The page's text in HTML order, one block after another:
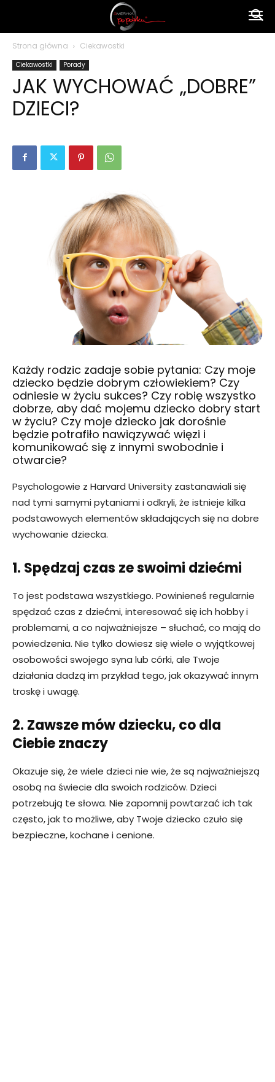
Strona główna Ciekawostki
Ciekawostki Porady
JAK WYCHOWAĆ „DOBRE”
DZIECI?
Każdy rodzic zadaje sobie pytania: Czy moje
dziecko będzie dobrym człowiekiem? Czy
odniesie w życiu sukces? Czy robię wszystko
dobrze, aby dać mojemu dziecko dobry start
w życiu? Czy moje dziecko jak dorośnie
będzie potrafiło nawiązywać więzi i
komunikować się z innymi swobodnie i
otwarcie?
Psychologowie z Harvard University zastanawiali się
nad tymi samymi pytaniami i odkryli, że istnieje kilka
podstawowych elementów składających się na dobre
wychowanie dziecka.
1. Spędzaj czas ze swoimi dziećmi
To jest podstawa wszystkiego. Powinieneś regularnie
spędzać czas z dziećmi, interesować się ich hobby i
problemami, a co najważniejsze – słuchać, co mają do
powiedzenia. Nie tylko dowiesz się wiele o wyjątkowej
osobowości swojego syna lub córki, ale Twoje
działania dadzą im przykład tego, jak okazywać innym
troskę i uwagę.
2. Zawsze mów dziecku, co dla
Ciebie znaczy
Okazuje się, że wiele dzieci nie wie, że są najważniejszą
osobą na świecie dla swoich rodziców. Dzieci
potrzebują te słowa. Nie zapomnij powtarzać ich tak
często, jak to możliwe, aby Twoje dziecko czuło się
bezpieczne, kochane i cenione.